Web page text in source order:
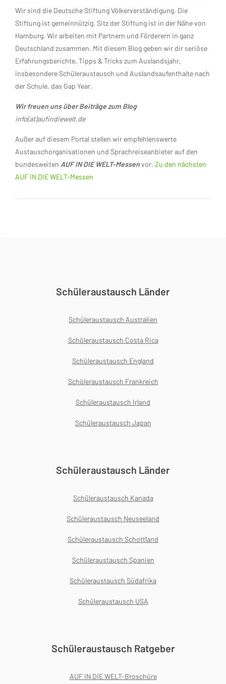
Wir sind die Deutsche Stiftung Völkerverständigung. Die
Stiftung ist gemeinnützig. Sitz der Stiftung ist in der Nähe von
Hamburg. Wir arbeiten mit Partnern und Förderern in ganz
Deutschland zusammen. Mit diesem Blog geben wir dir seriöse
Erfahrungsberichte, Tipps & Tricks zum Auslandsjahr,
insbesondere Schüleraustausch und Auslandsaufenthalte nach
der Schule, das Gap Year.
Wir freuen uns über Beiträge zum Blog
info(at)aufindiewelt.de
Außer auf diesem Portal stellen wir empfehlenswerte
Austauschorganisationen und Sprachreiseanbieter auf den
bundesweiten AUF IN DIE WELT-Messenvor. Zu den nächsten
AUF IN DIE WELT-Messen
Schüleraustausch Länder
Schüleraustausch Australien
Schüleraustausch Costa Rica
Schüleraustausch England
Schüleraustausch Frankreich
Schüleraustausch Irland
Schüleraustausch Japan
Schüleraustausch Länder
Schüleraustausch Kanada
Schüleraustausch Neuseeland
Schüleraustausch Schottland
Schüleraustausch Spanien
Schüleraustausch Südafrika
Schüleraustausch USA
Schüleraustausch Ratgeber
AUF IN DIE WELT-Broschüre